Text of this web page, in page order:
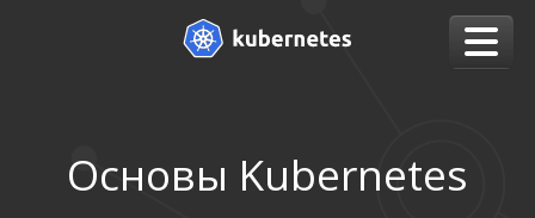
Основы Kubernetes